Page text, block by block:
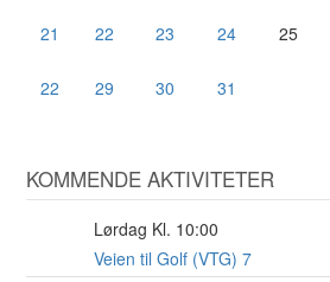
21 22 23 24 25
22 29 30 31
KOMMENDE AKTIVITETER
Lørdag Kl. 10:00
Veien til Golf (VTG) 7